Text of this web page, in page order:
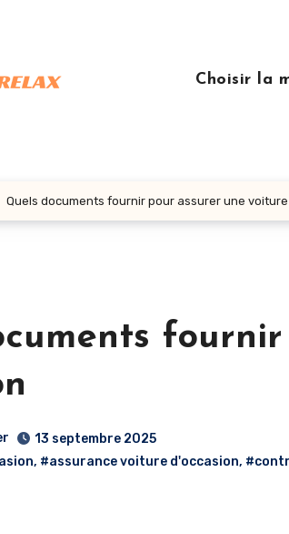
Choisir la
Quels documents fournir pour assurer une voiture
13 septembre 2025
, #assurance voiture d'occasion,